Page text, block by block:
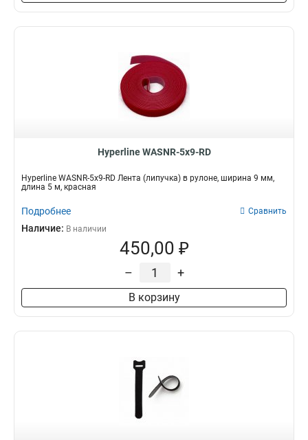
Hyperline WASNR-5x9-RD
Hyperline WASNR-5x9-RD Лента (липучка) в рулоне, ширина 9 мм,
длина 5 м, красная
Подробнее Сравнить
Наличие: В наличии
450,00 ₽
– +
В корзину